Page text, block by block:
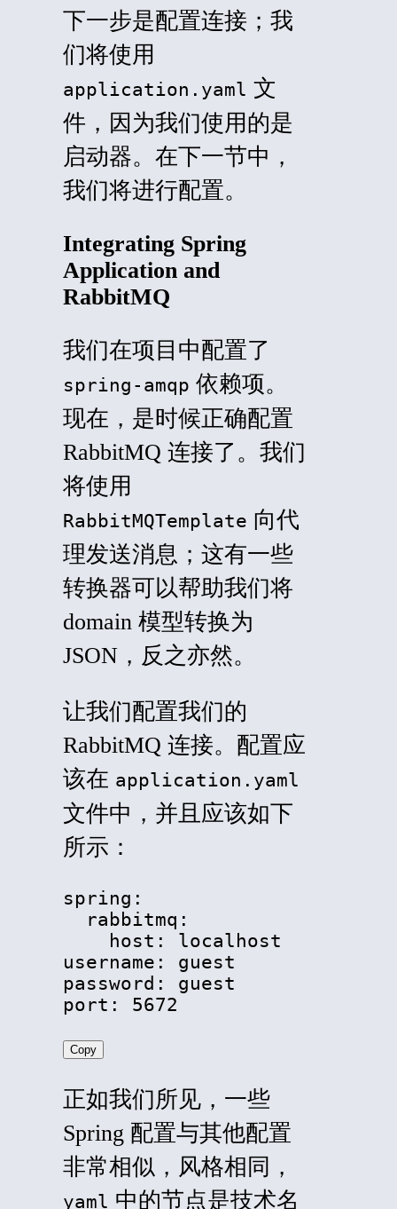
下一步是配置连接；我
们将使用
application.yaml 文
件，因为我们使用的是
启动器。在下一节中，
我们将进行配置。
Integrating Spring
Application and
RabbitMQ
我们在项目中配置了
spring-amqp 依赖项。
现在，是时候正确配置
RabbitMQ 连接了。我们
将使用
RabbitMQTemplate 向代
理发送消息；这有一些
转换器可以帮助我们将
domain 模型转换为
JSON，反之亦然。
让我们配置我们的
RabbitMQ 连接。配置应
该在 application.yaml
文件中，并且应该如下
所示：
spring:
  rabbitmq:
    host: localhost
username: guest
password: guest
port: 5672
Copy
正如我们所见，一些
Spring 配置与其他配置
非常相似，风格相同，
yaml 中的节点是技术名